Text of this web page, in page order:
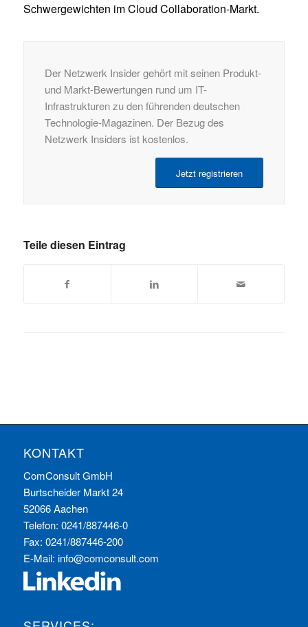
Schwergewichten im Cloud Collaboration-Markt.
Der Netzwerk Insider gehört mit seinen Produkt-
und Markt-Bewertungen rund um IT-
Infrastrukturen zu den führenden deutschen
Technologie-Magazinen. Der Bezug des
Netzwerk Insiders ist kostenlos.
Jetzt registrieren
Teile diesen Eintrag
KONTAKT
ComConsult GmbH
Burtscheider Markt 24
52066 Aachen
Telefon: 0241/887446-0
Fax: 0241/887446-200
E-Mail: info@comconsult.com